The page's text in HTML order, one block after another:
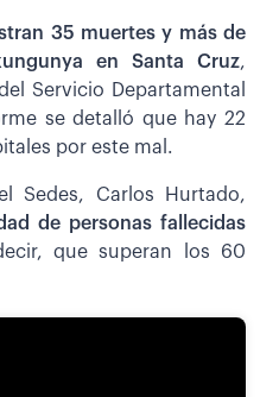
35 muertes y más de
en Santa Cruz,
Servicio Departamental
se detalló que hay 22
por este mal.
Sedes, Carlos Hurtado,
de personas fallecidas
que superan los 60